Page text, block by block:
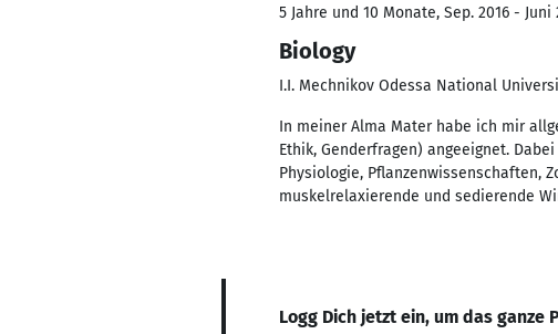
5 Jahre und 10 Monate, Sep. 2016 - Juni
Biology
I.I. Mechnikov Odessa National
In meiner Alma Mater habe ich mir
Ethik, Genderfragen) angeeignet.
Physiologie, Pflanzenwissenschaften,
muskelrelaxierende und sedierende
Logg Dich jetzt ein, um das ganze